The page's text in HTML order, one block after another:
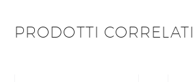
PRODOTTI CORRELATI